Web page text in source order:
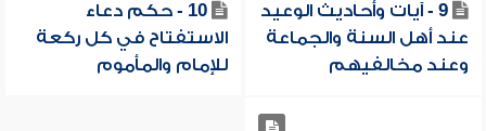
9 - آيات وأحاديث الوعيد
عند أهل السنة والجماعة
وعند مخالفيهم
10 - حكم دعاء
الاستفتاح في كل ركعة
للإمام والمأموم